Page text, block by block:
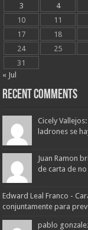
3
4
10
11
17
18
24
25
31
« Jul
Recent Comments
Cicely
ladrones se
Juan Ramon
de carta de
Edward Leal Franco -
conjuntamente para
pablo